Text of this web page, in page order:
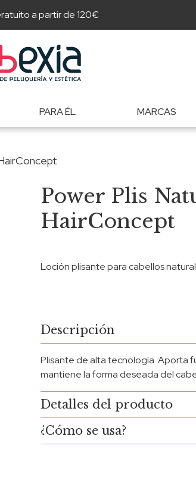
a partir de 120€
PARA ÉL MARCAS
Power Plis
HairConcept
Loción plisante para cabellos
Descripción
Plisante de alta tecnología. Aporta
mantiene la forma deseada del
Detalles del producto
¿Cómo se usa?